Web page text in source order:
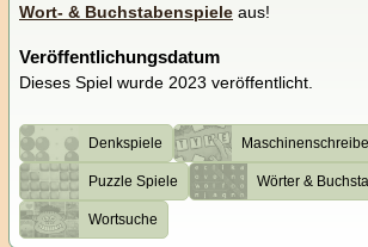
Wort- & Buchstabenspiele aus!
Veröffentlichungsdatum
Dieses Spiel wurde 2023 veröffentlicht.
Denkspiele
Puzzle Spiele Wörter &
Wortsuche